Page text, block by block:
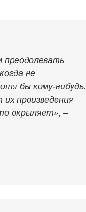
преодолевать
не
бы кому-нибудь.
произведения
окрыляет», –